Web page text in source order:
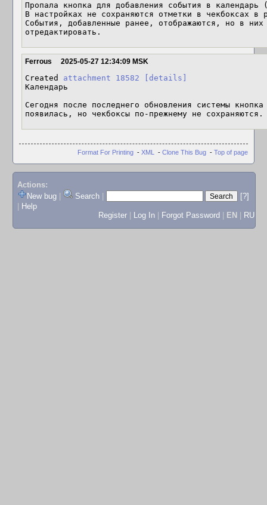
Пропала кнопка для добавления события в
В настройках не сохраняются отметки в чекбоксах в
События, добавленные ранее, отображаются, но в
отредактировать.
Ferrous 2025-05-27 12:34:09 MSK
Created attachment 18582
[details]
Календарь
Сегодня после последнего обновления системы
появилась, но чекбоксы по-прежнему не сохраняются.
Format For Printing - XML - Clone This Bug - Top of page
Actions:
New bug
Search
[?]
Help
Register
Log In Forgot Password EN RU